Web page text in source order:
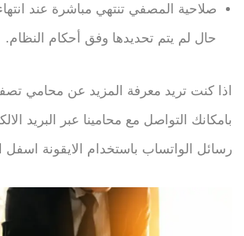
صلاحية المصفي تنتهي مباشرة عند
حال لم يتم تحديدها وفق أحكام النظام.
اذا كنت تريد معرفة المزيد عن محامي
بامكانك التواصل مع محامينا عبر البريد
رسائل الواتساب باستخدام الايقونة